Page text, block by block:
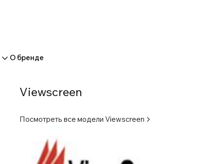
О бренде
Viewscreen
Посмотреть все модели Viewscreen